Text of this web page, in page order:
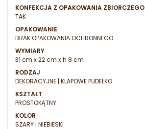
KONFEKCJA Z OPAKOWANIA ZBIORCZEGO
TAK
OPAKOWANIE
BRAK OPAKOWANIA OCHRONNEGO
WYMIARY
31 cm x 22 cm x h 8 cm
RODZAJ
DEKORACYJNE | KLAPOWE PUDEŁKO
KSZTAŁT
PROSTOKĄTNY
KOLOR
SZARY | NIEBIESKI